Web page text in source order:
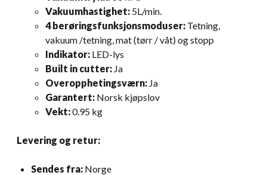
Vakuumhastighet: 5L/min.
4 berøringsfunksjonsmoduser: Tetning,
vakuum /tetning, mat (tørr / våt) og stopp
Indikator: LED-lys
Built in cutter: Ja
Overopphetingsværn: Ja
Garantert: Norsk kjøpslov
Vekt:0.95 kg
Levering og retur:
Sendes fra: Norge